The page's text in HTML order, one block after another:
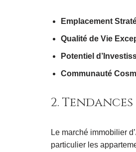
Emplacement
Qualité de Vie
Potentiel
Communauté
2.
Le marché immobilier
particulier les